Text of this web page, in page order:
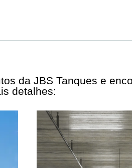
da JBS Tanques e
detalhes: